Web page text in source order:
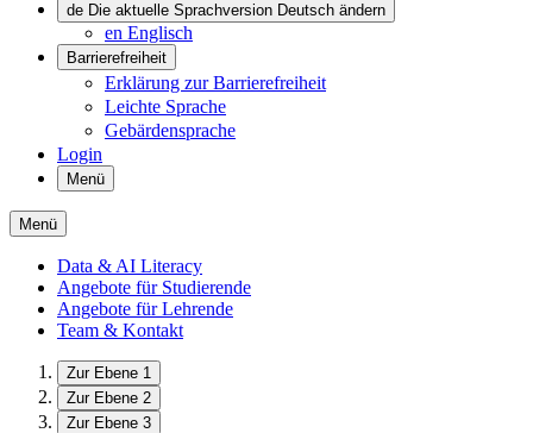
de Die aktuelle Sprachversion Deutsch ändern
en Englisch
Barrierefreiheit
Erklärung zur Barrierefreiheit
Leichte Sprache
Gebärdensprache
Login
Menü
Menü
Data & AI Literacy
Angebote für Studierende
Angebote für Lehrende
Team & Kontakt
Zur Ebene 1
Zur Ebene 2
Zur Ebene 3